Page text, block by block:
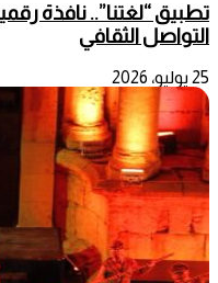
تطبيق “لغتنا”.. نافذة
التواصل الثقافي
25 يوليو، 2026